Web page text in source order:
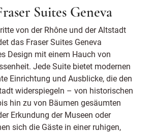
Suites Geneva
von der Rhône und der Altstadt
das Fraser Suites Geneva
Design mit einem Hauch von
Jede Suite bietet modernen
Einrichtung und Ausblicke, die den
widerspiegeln – von historischen
hin zu von Bäumen gesäumten
Erkundung der Museen oder
sich die Gäste in einer ruhigen,